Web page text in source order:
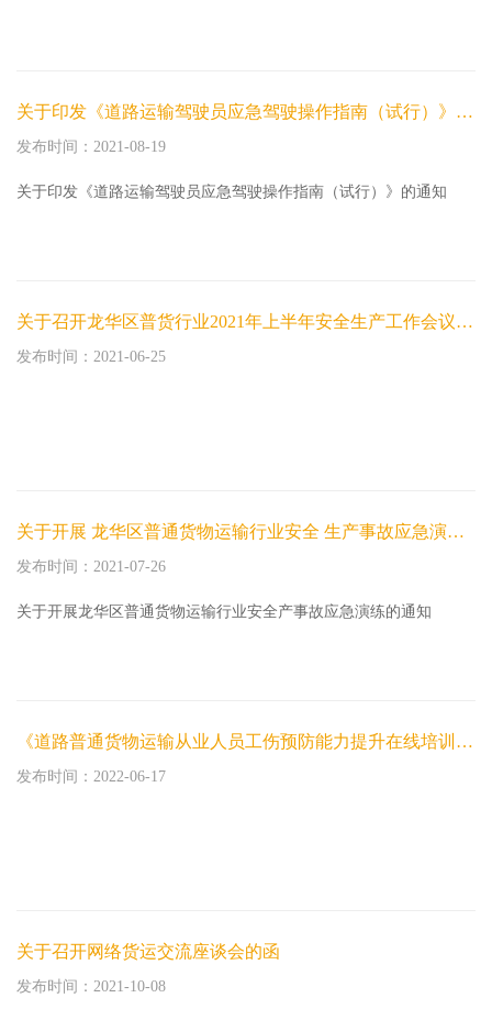
关于印发《道路运输驾驶员应急驾驶操作指南（试行）》的通知
发布时间：2021-08-19
关于印发《道路运输驾驶员应急驾驶操作指南（试行）》的通知
关于召开龙华区普货行业2021年上半年安全生产工作会议和开展2021年度普货企业安全生产主体责任落实宣教培训的通知
发布时间：2021-06-25
关于开展 龙华区普通货物运输行业安全 生产事故应急演练的通知
发布时间：2021-07-26
关于开展龙华区普通货物运输行业安全产事故应急演练的通知
《道路普通货物运输从业人员工伤预防能力提升在线培训》招标公告
发布时间：2022-06-17
关于召开网络货运交流座谈会的函
发布时间：2021-10-08